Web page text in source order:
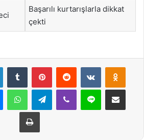
Başarılı kurtarışlarla dikkat
çekti
LinkedInTumblr PinterestReddit VKontakte
MessengerWhatsAppTelegramViber Line E-Posta ile
Yazdır